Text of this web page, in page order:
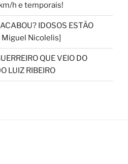
h e temporais!
IDOSOS ESTÃO
Miguel Nicolelis]
QUE VEIO DO
LUIZ RIBEIRO